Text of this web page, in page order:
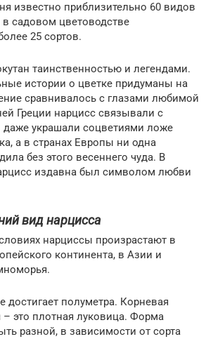
известно приблизительно 60 видов
в садовом цветоводстве
25 сортов.
таинственностью и легендами.
истории о цветке придуманы на
сравнивалось с глазами любимой
Греции нарцисс связывали с
украшали соцветиями ложе
а в странах Европы ни одна
без этого весеннего чуда. В
издавна был символом любви
вид нарцисса
нарциссы произрастают в
континента, в Азии и
достигает полуметра. Корневая
– это плотная луковица. Форма
разной, в зависимости от сорта